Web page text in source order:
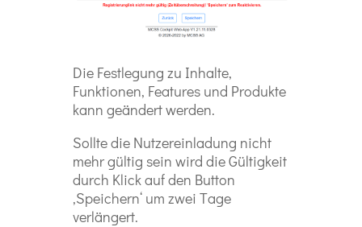
Die Festlegung zu Inhalte,
Funktionen, Features und Produkte
kann geändert werden.
Sollte die Nutzereinladung nicht
mehr gültig sein wird die Gültigkeit
durch Klick auf den Button
‚Speichern‘ um zwei Tage
verlängert.